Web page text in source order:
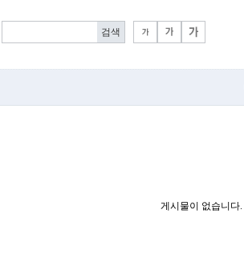
게시물이 없습니다.